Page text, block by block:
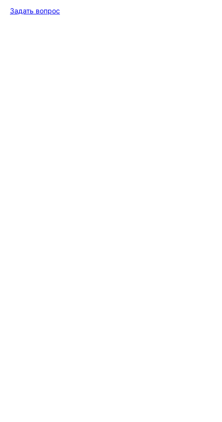
Задать вопрос